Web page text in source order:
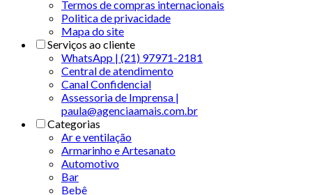
Termos de compras internacionais
Politica de privacidade
Mapa do site
Serviços ao cliente
WhatsApp | (21) 97971-2181
Central de atendimento
Canal Confidencial
Assessoria de Imprensa |
paula@agenciaamais.com.br
Categorias
Ar e ventilação
Armarinho e Artesanato
Automotivo
Bar
Bebê